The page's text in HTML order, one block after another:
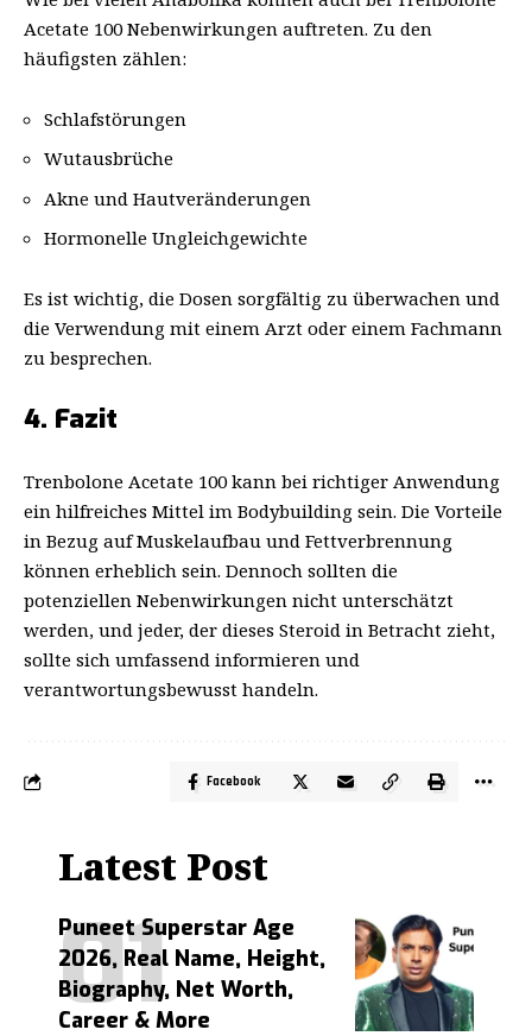
Acetate 100 Nebenwirkungen auftreten. Zu den
häufigsten zählen:
Schlafstörungen
Wutausbrüche
Akne und Hautveränderungen
Hormonelle Ungleichgewichte
Es ist wichtig, die Dosen sorgfältig zu überwachen und
die Verwendung mit einem Arzt oder einem Fachmann
zu besprechen.
4. Fazit
Trenbolone Acetate 100 kann bei richtiger Anwendung
ein hilfreiches Mittel im Bodybuilding sein. Die Vorteile
in Bezug auf Muskelaufbau und Fettverbrennung
können erheblich sein. Dennoch sollten die
potenziellen Nebenwirkungen nicht unterschätzt
werden, und jeder, der dieses Steroid in Betracht zieht,
sollte sich umfassend informieren und
verantwortungsbewusst handeln.
Facebook
Latest Post
Puneet Superstar Age
2026, Real Name, Height,
Biography, Net Worth,
Career & More